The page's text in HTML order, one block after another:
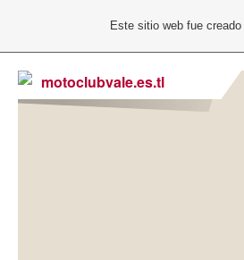
motoclubvale.es.tl
Este sitio web fue